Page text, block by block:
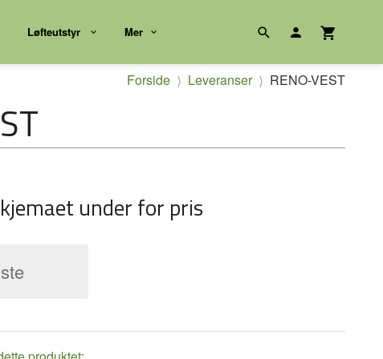
Løfteutstyr Mer
Forside Leveranser RENO-VEST
under for pris